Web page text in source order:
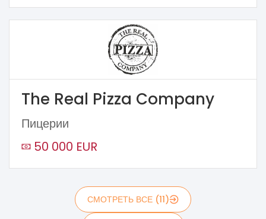
The Real Pizza Company
Пицерии
50 000 EUR
СМОТРЕТЬ ВСЕ (11)